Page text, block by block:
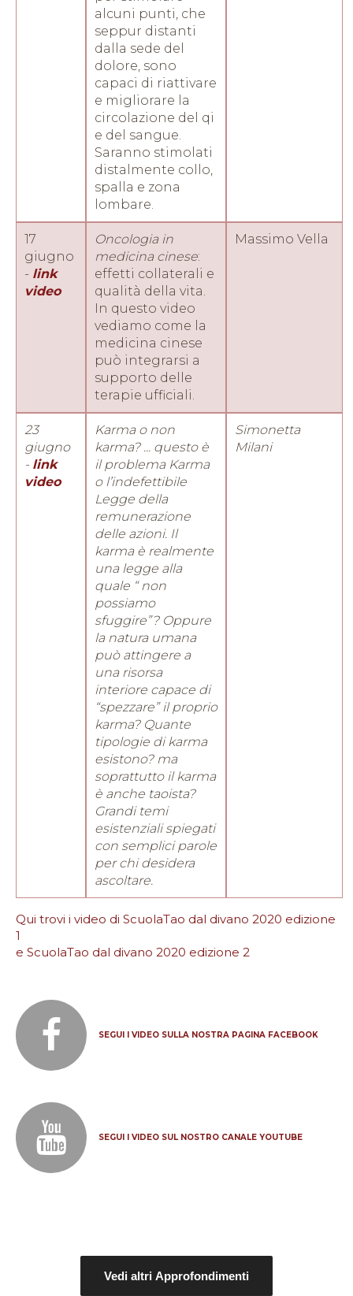
alcuni punti, che
seppur distanti
dalla sede del
dolore, sono
capaci di riattivare
e migliorare la
circolazione del qi
e del sangue.
Saranno stimolati
distalmente collo,
spalla e zona
lombare.
17
giugno
- link
video
Oncologia in
medicina cinese:
effetti collaterali e
qualità della vita.
In questo video
vediamo come la
medicina cinese
può integrarsi a
supporto delle
terapie ufficiali.
Massimo Vella
23
giugno
- link
video
Karma o non
karma? ... questo è
il problemaKarma
o l’indefettibile
Legge della
remunerazione
delle azioni. Il
karma è realmente
una legge alla
quale “ non
possiamo
sfuggire”? Oppure
la natura umana
può attingere a
una risorsa
interiore capace di
“spezzare” il proprio
karma? Quante
tipologie di karma
esistono? ma
soprattutto il karma
è anche taoista?
Grandi temi
esistenziali spiegati
con semplici parole
per chi desidera
ascoltare.
Simonetta
Milani
Qui trovi i video di ScuolaTao dal divano 2020 edizione
1
e ScuolaTao dal divano 2020 edizione 2
SEGUI I VIDEO SULLA NOSTRA PAGINA FACEBOOK
SEGUI I VIDEO SUL NOSTRO CANALE YOUTUBE
Vedi altri Approfondimenti